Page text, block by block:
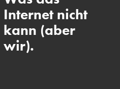
Internet nicht
kann (aber
wir).